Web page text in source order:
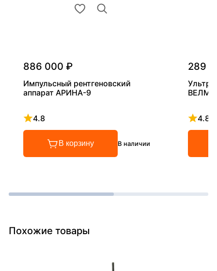
886 000 ₽
Импульсный рентгеновский
аппарат АРИНА-9
4.8
Рейтинг 4.8 из 5
В корзину В наличии
289
4.8
Похожие товары